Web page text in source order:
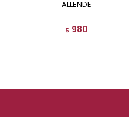
ALLENDE
$ 980